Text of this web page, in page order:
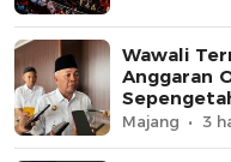
Wawali
Anggaran
Majang 3